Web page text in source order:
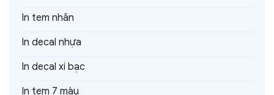
In tem nhãn
In decal nhựa
In decal xi bạc
In tem 7 màu